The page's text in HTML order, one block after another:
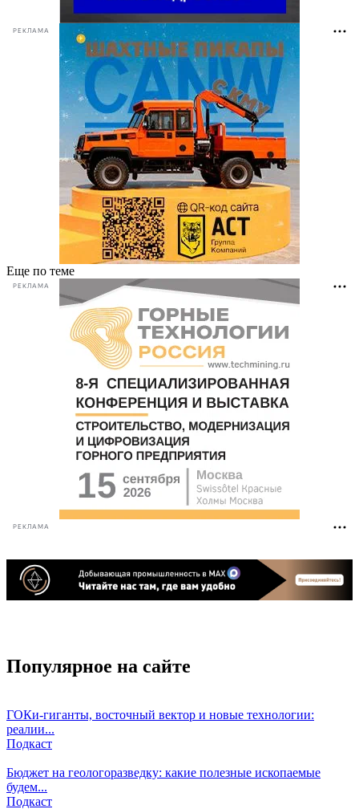
РЕКЛАМА
Еще по теме
РЕКЛАМА
РЕКЛАМА
Популярное на сайте
ГОКи-гиганты, восточный вектор и новые технологии:
реалии...
Подкаст
Бюджет на геологоразведку: какие полезные ископаемые
будем...
Подкаст